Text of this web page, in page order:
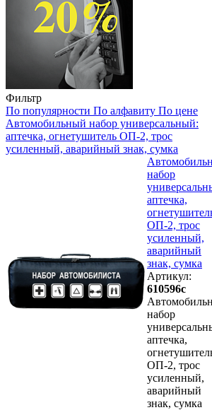
Фильтр
По популярности По алфавиту По цене
Автомобильный набор универсальный:
аптечка, огнетушитель ОП-2, трос
усиленный, аварийный знак, сумка
набор
аптечка,
ОП-2, трос
усиленный,
аварийный
знак, сумка
Артикул:
610596с
набор
аптечка,
ОП-2, трос
усиленный,
аварийный
знак, сумка